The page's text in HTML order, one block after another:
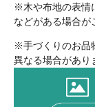
※木や布地の表情
などがある場合が
※手づくりのお品
異なる場合があり